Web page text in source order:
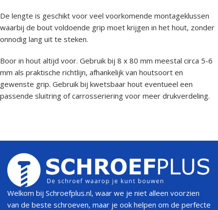
De lengte is geschikt voor veel voorkomende montageklussen
waarbij de bout voldoende grip moet krijgen in het hout, zonder
onnodig lang uit te steken.
Boor in hout altijd voor. Gebruik bij 8 x 80 mm meestal circa 5-6
mm als praktische richtlijn, afhankelijk van houtsoort en
gewenste grip. Gebruik bij kwetsbaar hout eventueel een
passende sluitring of carrosseriering voor meer drukverdeling.
Welkom bij Schroefplus.nl, waar we je niet alleen voorzien
van de beste schroeven, maar je ook helpen om de perfecte